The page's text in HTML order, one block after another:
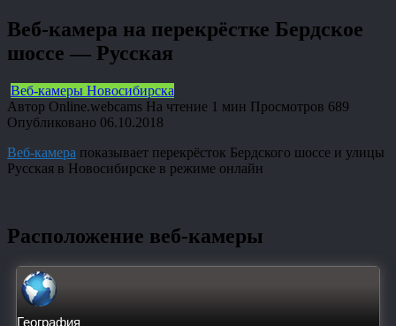
Веб-камера на перекрёстке Бердское
шоссе — Русская
Веб-камеры Новосибирска
Автор Online.webcams На чтение 1 мин Просмотров 689
Опубликовано 06.10.2018
Веб-камера показывает перекрёсток Бердского шоссе и улицы
Русская в Новосибирске в режиме онлайн
Расположение веб-камеры
География